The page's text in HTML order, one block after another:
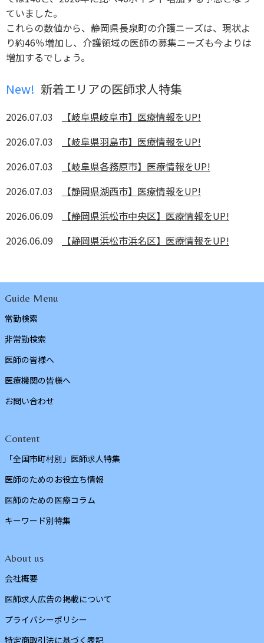
ていました。
これらの数値から、静岡県長泉町の介護ニーズは、現状よ
り約46％増加し、介護領域の医師の募集ニーズも今よりは
増加するでしょう。
New! 新着エリアの医師求人特集
2026.07.03
【岐阜県岐阜市】医療情報をUP!
2026.07.03
【岐阜県羽島市】医療情報をUP!
2026.07.03
【岐阜県各務原市】医療情報をUP!
2026.07.03
【静岡県湖西市】医療情報をUP!
2026.06.09
【静岡県浜松市中央区】医療情報をUP!
2026.06.09
【静岡県浜松市浜名区】医療情報をUP!
Guide Menu
常勤検索
非常勤検索
医師の皆様へ
医療機関の皆様へ
お問い合わせ
Content
「全国市町村別」医師求人特集
医師のためのお役立ち情報
医師のための医療コラム
キーワード別特集
About us
会社概要
医師求人広告の掲載について
プライバシーポリシー
特定商取引法に基づく表記